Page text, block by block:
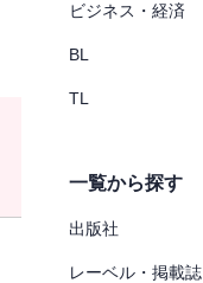
ビジネス・経済
BL
TL
一覧から探す
出版社
レーベル・掲載誌